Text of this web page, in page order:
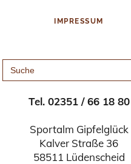
IMPRESSUM
SEARCH
FOR:
Tel. 02351 / 66 18 80
Sportalm Gipfelglück
Kalver Straße 36
58511 Lüdenscheid